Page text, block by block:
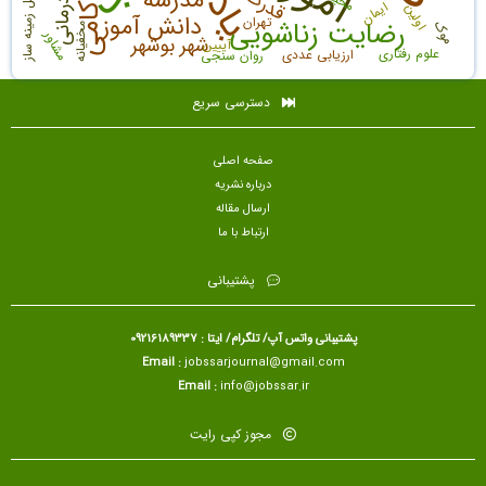
رضایت زناشویی دانش آموز
شهر بوشهر ارزیابی عددی روان سنجی عوامل زمینه ساز علوم رفتاری
اولین ایمان
مشاور
تهران مخفیانه آییین موک
دسترسی سریع
صفحه اصلی
درباره نشریه
ارسال مقاله
ارتباط با ما
پشتیبانی
پشتیبانی واتس آپ/ تلگرام/ ایتا : 09216189337
Email :jobssarjournal@gmail.com
Email :info@jobssar.ir
مجوز کپی رایت